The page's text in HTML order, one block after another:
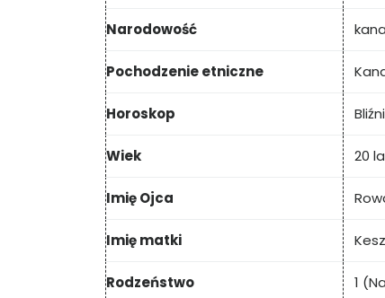
Narodowość
Pochodzenie etniczne
Horoskop
Wiek 20
Imię Ojca
Imię matki
Rodzeństwo 1